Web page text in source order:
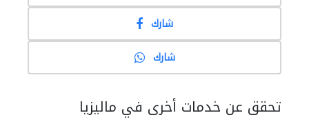
شارك
شارك
تحقق عن خدمات أخرى في ماليزيا